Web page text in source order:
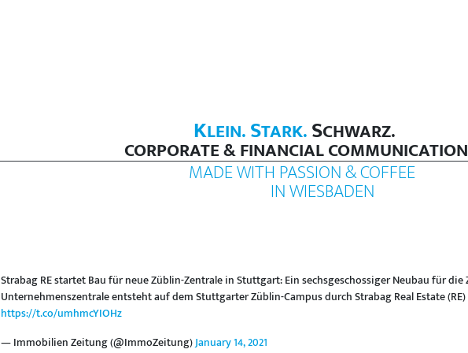
KLEIN.STARK.SCHWARZ.
CORPORATE & FINANCIAL COMMUNICATION
MADE WITH PASSION & COFFEE
IN WIESBADEN
Strabag RE startet Bau für neue Züblin-Zentrale in Stuttgart: Ein sechsgeschossiger Neubau für die
Unternehmenszentrale entsteht auf dem Stuttgarter Züblin-Campus durch Strabag Real Estate (RE)
https://t.co/umhmcYIOHz
— Immobilien Zeitung (@ImmoZeitung)January 14, 2021